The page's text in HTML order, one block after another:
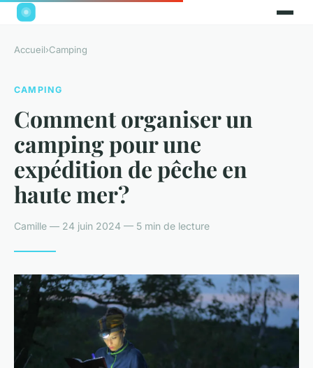
Accueil›Camping
CAMPING
Comment organiser un
camping pour une
expédition de pêche en
haute mer?
Camille — 24 juin 2024 — 5 min de lecture